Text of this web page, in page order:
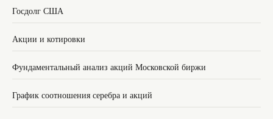
Госдолг США
Акции и котировки
Фундаментальный анализ акций Московской биржи
График соотношения серебра и акций